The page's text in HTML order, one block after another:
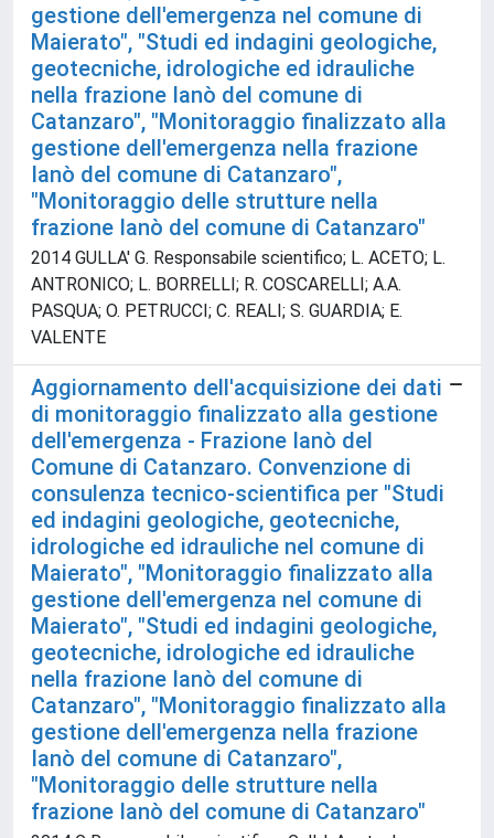
gestione dell'emergenza nel comune di
Maierato", "Studi ed indagini geologiche,
geotecniche, idrologiche ed idrauliche
nella frazione Ianò del comune di
Catanzaro", "Monitoraggio finalizzato alla
gestione dell'emergenza nella frazione
Ianò del comune di Catanzaro",
"Monitoraggio delle strutture nella
frazione Ianò del comune di Catanzaro"
2014 GULLA' G. Responsabile scientifico; L. ACETO; L.
ANTRONICO; L. BORRELLI; R. COSCARELLI; A.A.
PASQUA; O. PETRUCCI; C. REALI; S. GUARDIA; E.
VALENTE
Aggiornamento dell'acquisizione dei dati
di monitoraggio finalizzato alla gestione
dell'emergenza - Frazione Ianò del
Comune di Catanzaro. Convenzione di
consulenza tecnico-scientifica per "Studi
ed indagini geologiche, geotecniche,
idrologiche ed idrauliche nel comune di
Maierato", "Monitoraggio finalizzato alla
gestione dell'emergenza nel comune di
Maierato", "Studi ed indagini geologiche,
geotecniche, idrologiche ed idrauliche
nella frazione Ianò del comune di
Catanzaro", "Monitoraggio finalizzato alla
gestione dell'emergenza nella frazione
Ianò del comune di Catanzaro",
"Monitoraggio delle strutture nella
frazione Ianò del comune di Catanzaro"